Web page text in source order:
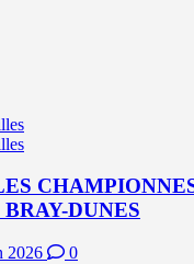
DUNES
2026 0